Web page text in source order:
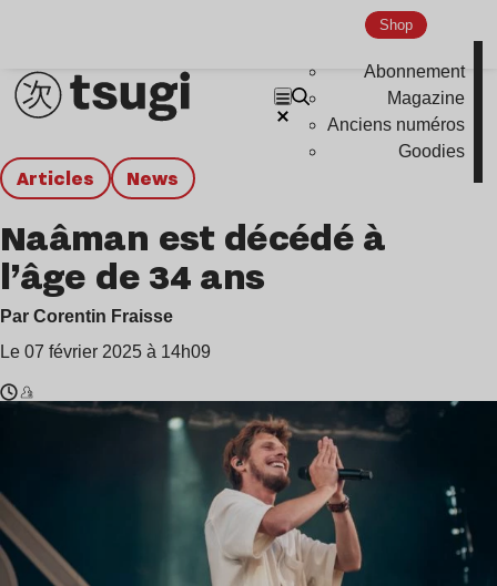
Shop
Abonnement
Magazine
Anciens numéros
Goodies
Articles news
Naâman est décédé à
l’âge de 34 ans
Par Corentin Fraisse
Le 07 février 2025 à 14h09
Temps
:
min
Naâman